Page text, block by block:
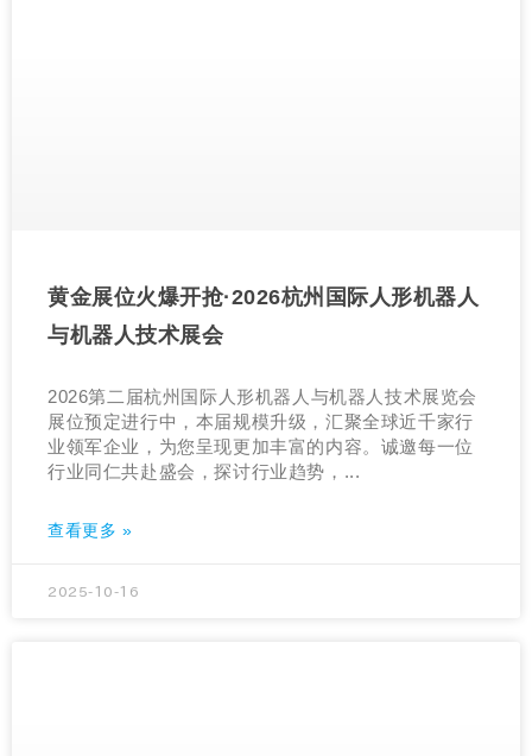
黄金展位火爆开抢·2026杭州国际人形机器人
与机器人技术展会
2026第二届杭州国际人形机器人与机器人技术展览会
展位预定进行中，本届规模升级，汇聚全球近千家行
业领军企业，为您呈现更加丰富的内容。诚邀每一位
行业同仁共赴盛会，探讨行业趋势，...
查看更多 »
2025-10-16